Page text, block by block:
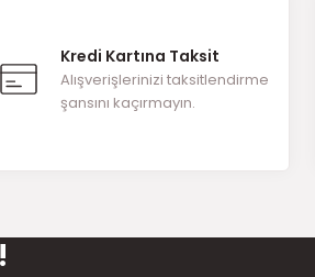
Kredi Kartına Taksit
Alışverişlerinizi taksitlendirme
şansını kaçırmayın.